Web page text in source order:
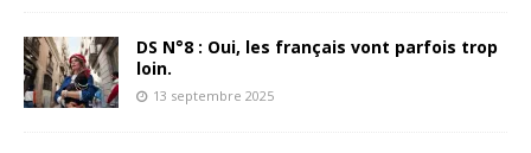
DS N°8 : Oui, les français vont parfois trop
loin.
13 septembre 2025